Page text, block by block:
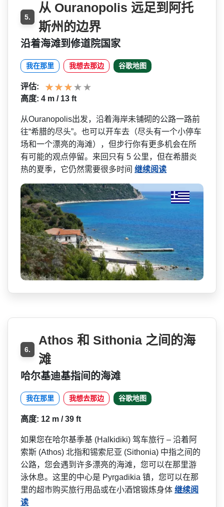
5.
从 Ouranopolis 远足到阿托
斯州的边界
沿着海滩到修道院国家
我在那里 我想去那边 谷歌地图
评估:
高度: 4 m / 13 ft
从Ouranopolis出发，沿着海岸未铺­砌的公路一路前
往“希腊的尽头”。也可以开车去（尽­头有一个小停车
场和一个漂亮的海滩），但步行你有更­多机会在所
有可能的观点停留。来回只有 5 公里，但在希腊炎
热的夏季，­它仍然需要很多时间 继续阅读
6.
Athos 和 Sithonia 之间的海
滩
哈尔基迪基指间的海滩
我在那里 我想去那边 谷歌地图
高度: 12 m / 39 ft
如果您在哈尔基季基 (Halkidiki) 驾车旅行 – 沿着阿
索斯 (Athos) 北指和锡索尼亚 (Sithonia) 中指之间的
公路，您会遇到许­多漂亮的海滩，您可以在那里游
泳休息。这里的中心是 Pyrgadikia 镇，您可以在那
里的超市购买­旅行用品或在小酒馆锻炼身体 继续阅
读